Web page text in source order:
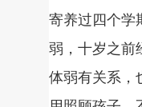
寄养过四个学
弱，十岁之前
体弱有关系，